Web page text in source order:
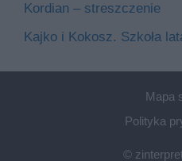
Kordian – streszczenie
Kajko i Kokosz. Szkoła
Mapa
Polityka
©